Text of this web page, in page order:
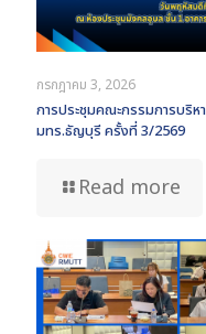
กรกฎาคม 3, 2026
การประชุมคณะกรรมการบริ
มทร.ธัญบุรี ครั้งที่ 3/2569
Read more